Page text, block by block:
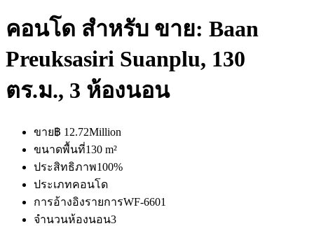
คอนโด สำหรับ ขาย: Baan
Preuksasiri Suanplu, 130
ตร.ม., 3 ห้องนอน
ขาย฿ 12.72Million
ขนาดพื้นที่130 m²
ประสิทธิภาพ100%
ประเภทคอนโด
การอ้างอิงรายการWF-6601
จำนวนห้องนอน3